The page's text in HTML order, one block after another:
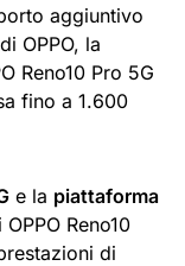
aggiuntivo
OPPO, la
Reno10 Pro 5G
fino a 1.600
e la piattaforma
OPPO Reno10
di